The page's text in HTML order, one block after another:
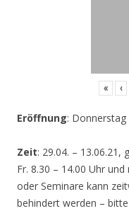
« ‹
Eröffnung: Donnerstag
Zeit: 29.04. – 13.06.21,
Fr. 8.30 – 14.00 Uhr
oder Seminare kann
behindert werden –